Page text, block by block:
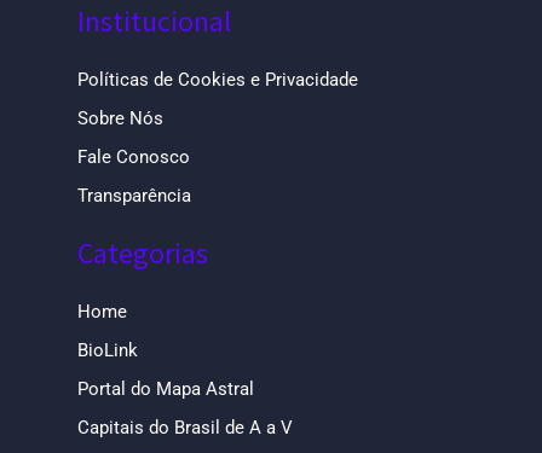
Institucional
Políticas de Cookies e Privacidade
Sobre Nós
Fale Conosco
Transparência
Categorias
Home
BioLink
Portal do Mapa Astral
Capitais do Brasil de A a V